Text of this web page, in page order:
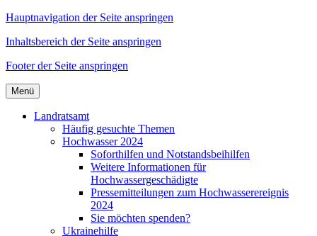
Hauptnavigation der Seite anspringen
Inhaltsbereich der Seite anspringen
Footer der Seite anspringen
Menü
Landratsamt
Häufig gesuchte Themen
Hochwasser 2024
Soforthilfen und Notstandsbeihilfen
Weitere Informationen für
Hochwassergeschädigte
Pressemitteilungen zum Hochwasserereignis
2024
Sie möchten spenden?
Ukrainehilfe